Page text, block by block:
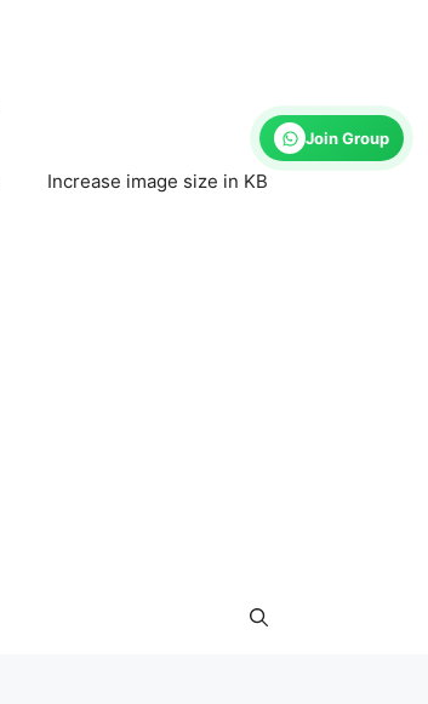
Join Group
Increase image size in KB